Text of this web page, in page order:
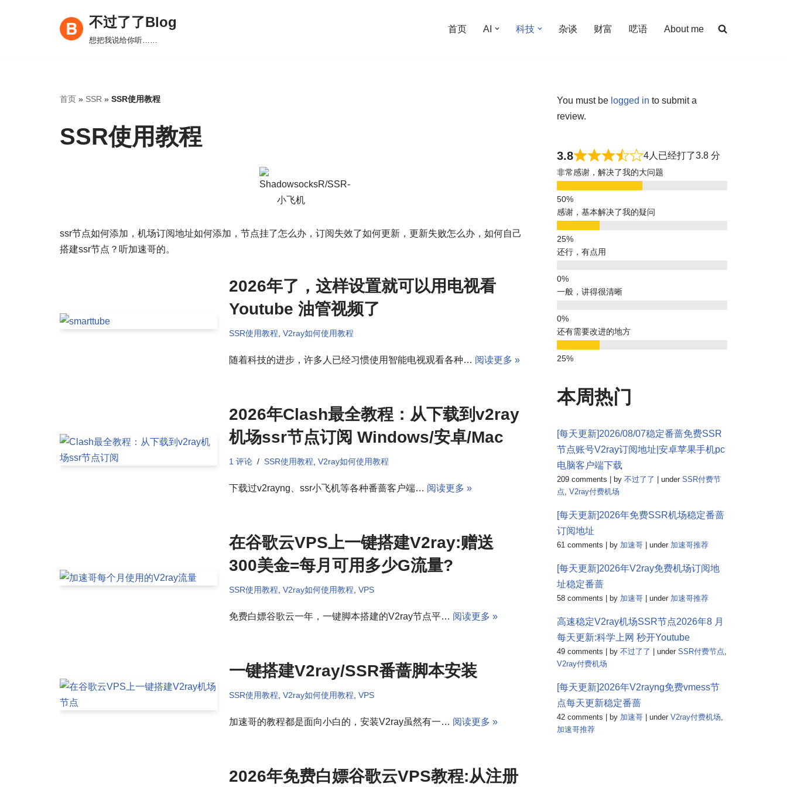
不过了了Blog
想把我说给你听……
首页 AI 科技 杂谈 财富 呓语 About me
首页 » SSR » SSR使用教程
SSR使用教程
ssr节点如何添加，机场订阅地址如何添加，节点挂了怎么办，订阅失效了如何更新，更新失败怎么办，如何自己
搭建ssr节点？听加速哥的。
2026年了，这样设置就可以用电视看
Youtube 油管视频了
SSR使用教程 ,V2ray如何使用教程
随着科技的进步，许多人已经习惯使用智能电视观看各种… 阅读更多 »
2026年Clash最全教程：从下载到v2ray
机场ssr节点订阅 Windows/安卓/Mac
1 评论 SSR使用教程 ,V2ray如何使用教程
下载过v2rayng、ssr小飞机等各种番蔷客户端… 阅读更多 »
在谷歌云VPS上一键搭建V2ray:赠送
300美金=每月可用多少G流量?
SSR使用教程 ,V2ray如何使用教程 ,VPS
免费白嫖谷歌云一年，一键脚本搭建的V2ray节点平… 阅读更多 »
一键搭建V2ray/SSR番蔷脚本安装
SSR使用教程 ,V2ray如何使用教程 ,VPS
加速哥的教程都是面向小白的，安装V2ray虽然有一… 阅读更多 »
2026年免费白嫖谷歌云VPS教程:从注册
You must be logged in to submit a
review.
3.8 4人已经打了3.8 分
非常感谢，解决了我的大问题
感谢，基本解决了我的疑问
还行，有点用
一般，讲得很清晰
还有需要改进的地方
本周热门
[每天更新]2026/08/07稳定番蔷免费SSR
节点账号V2ray订阅地址|安卓苹果手机pc
电脑客户端下载
209 comments by 不过了了 under SSR付费节
点, V2ray付费机场
[每天更新]2026年免费SSR机场稳定番蔷
订阅地址
61 comments by 加速哥 under 加速哥推荐
[每天更新]2026年V2ray免费机场订阅地
址稳定番蔷
58 comments by 加速哥 under 加速哥推荐
高速稳定V2ray机场SSR节点2026年8 月
每天更新:科学上网 秒开Youtube
49 comments by 不过了了 under SSR付费节点,
V2ray付费机场
[每天更新]2026年V2rayng免费vmess节
点每天更新稳定番蔷
42 comments by 加速哥 under V2ray付费机场,
加速哥推荐